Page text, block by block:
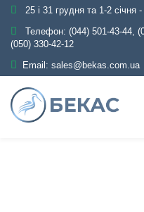
25 і 31 грудня та 1-2 січня
Телефон: (044) 501-43-44,
(050) 330-42-12
Email: sales@bekas.com.ua